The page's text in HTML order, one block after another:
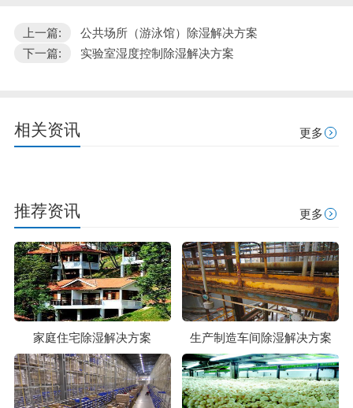
上一篇:
公共场所（游泳馆）除湿解决方案
下一篇:
实验室湿度控制除湿解决方案
相关资讯 更多
推荐资讯 更多
家庭住宅除湿解决方案 生产制造车间除湿解决方案